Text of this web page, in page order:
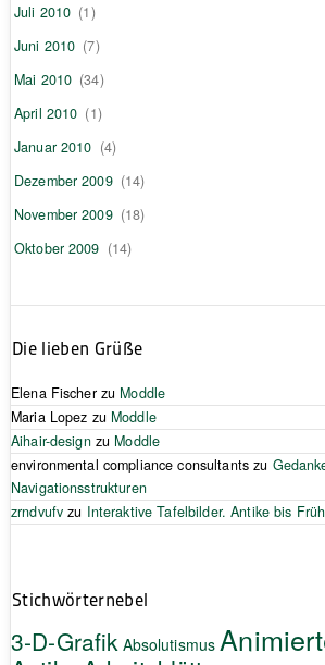
Juli 2010 (1)
Juni 2010 (7)
Mai 2010 (34)
April 2010 (1)
Januar 2010 (4)
Dezember 2009 (14)
November 2009 (18)
Oktober 2009 (14)
Die lieben Grüße
Elena Fischerzu Moddle
Maria Lopez zu Moddle
Aihair-designzu Moddle
environmental compliance consultants zu
Navigationsstrukturen
zrndvufv zu Interaktive Tafelbilder. Antike bis
Stichwörternebel
3-D-Grafik Absolutismus